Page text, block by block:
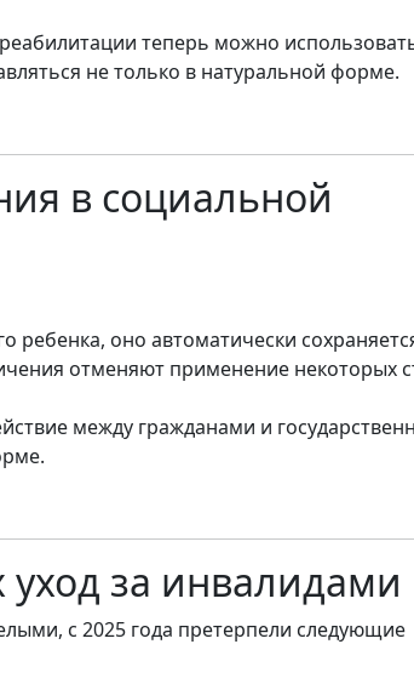
теперь можно
не только в натуральной форме.
в социальной
ребенка, оно автоматически
отменяют применение некоторых
между гражданами и
за инвалидами
с 2025 года претерпели следующие